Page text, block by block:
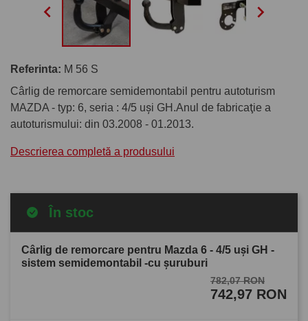
 
Referinta: M 56 S
Cârlig de remorcare semidemontabil pentru autoturism
MAZDA - typ: 6, seria : 4/5 uşi GH.Anul de fabricaţie a
autoturismului: din 03.2008 - 01.2013.
Descrierea completă a produsului
În stoc
Cârlig de remorcare pentru Mazda 6 - 4/5 uşi GH -
sistem semidemontabil -cu şuruburi
782,07 RON
742,97 RON